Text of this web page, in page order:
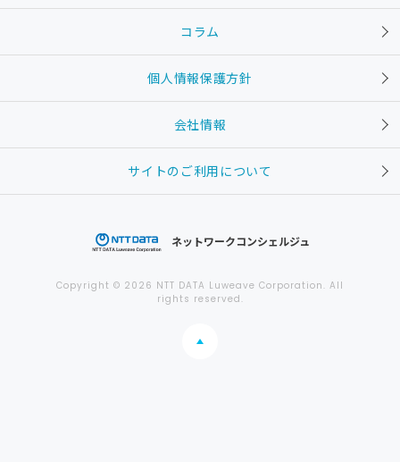
コラム
個人情報保護方針
会社情報
サイトのご利用について
ネットワークコンシェルジュ
Copyright © 2026 NTT DATA Luweave Corporation. All
rights reserved.